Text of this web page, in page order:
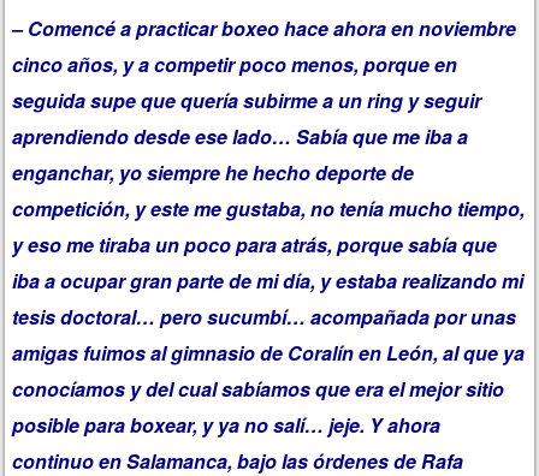
– Comencé a practicar boxeo hace ahora en noviembre
cinco años, y a competir poco menos, porque en
seguida supe que quería subirme a un ring y seguir
aprendiendo desde ese lado… Sabía que me iba a
enganchar, yo siempre he hecho deporte de
competición, y este me gustaba, no tenía mucho tiempo,
y eso me tiraba un poco para atrás, porque sabía que
iba a ocupar gran parte de mi día, y estaba realizando mi
tesis doctoral… pero sucumbí… acompañada por unas
amigas fuimos al gimnasio de Coralín en León, al que ya
conocíamos y del cual sabíamos que era el mejor sitio
posible para boxear, y ya no salí… jeje. Y ahora
continuo en Salamanca, bajo las órdenes de Rafa